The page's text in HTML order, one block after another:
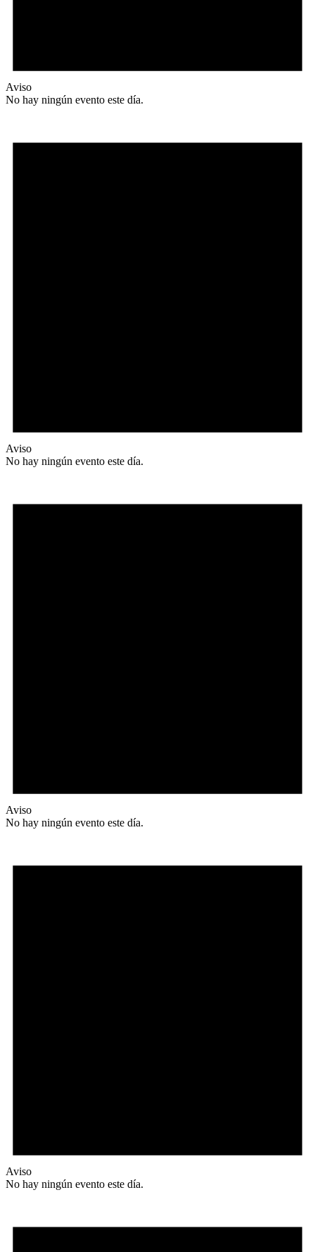
Aviso
No hay ningún evento este día.
Aviso
No hay ningún evento este día.
Aviso
No hay ningún evento este día.
Aviso
No hay ningún evento este día.